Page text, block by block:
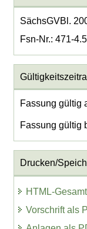
SächsGVBl.
Fsn-Nr.: 471-4.5
Fassung gültig
Fassung gültig
Drucken/
HTML-
Vorschrift als